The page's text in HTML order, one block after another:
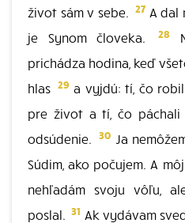
život sám v sebe. 27A dal
je Synom človeka.
28
prichádza hodina, keď
hlas 29 a vyjdú: tí, čo
pre život a tí, čo páchali
odsúdenie. 30Ja
Súdim, ako počujem. A
nehľadám svoju vôľu,
poslal. 31 Ak vydávam